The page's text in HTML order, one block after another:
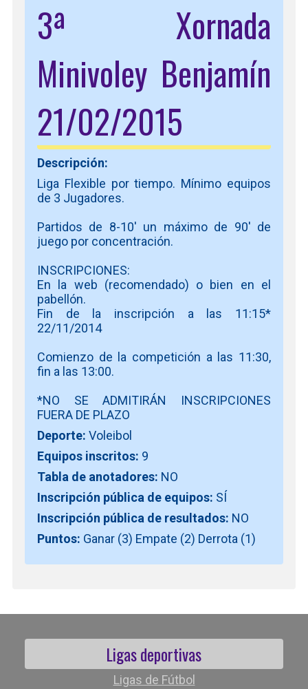
3ª Xornada
Minivoley Benjamín
21/02/2015
Descripción:
Liga Flexible por tiempo. Mínimo equipos
de 3 Jugadores.
Partidos de 8-10' un máximo de 90' de
juego por concentración.
INSCRIPCIONES:
En la web (recomendado) o bien en el
pabellón.
Fin de la inscripción a las 11:15*
22/11/2014
Comienzo de la competición a las 11:30,
fin a las 13:00.
*NO SE ADMITIRÁN INSCRIPCIONES
FUERA DE PLAZO
Deporte: Voleibol
Equipos inscritos: 9
Tabla de anotadores: NO
Inscripción pública de equipos: SÍ
Inscripción pública de resultados: NO
Puntos: Ganar (3) Empate (2) Derrota (1)
Ligas deportivas
Ligas de Fútbol